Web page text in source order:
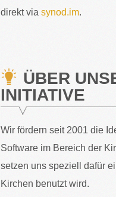
direkt viasynod.im.
ÜBER
INITIATIVE
Wir fördern seit 2001 die
Software im Bereich der
setzen uns speziell dafür
Kirchen benutzt wird.